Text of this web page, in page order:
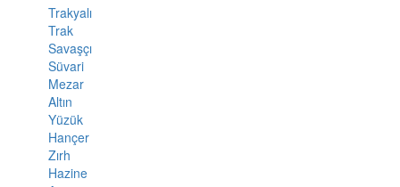
Trakyalı
Trak
Savaşçı
Süvari
Mezar
Altın
Yüzük
Hançer
Zırh
Hazine